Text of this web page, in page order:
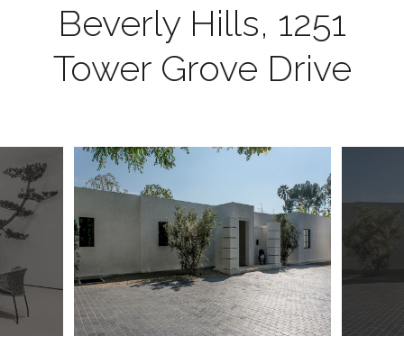
Beverly Hills, 1251
Tower Grove Drive
8 2